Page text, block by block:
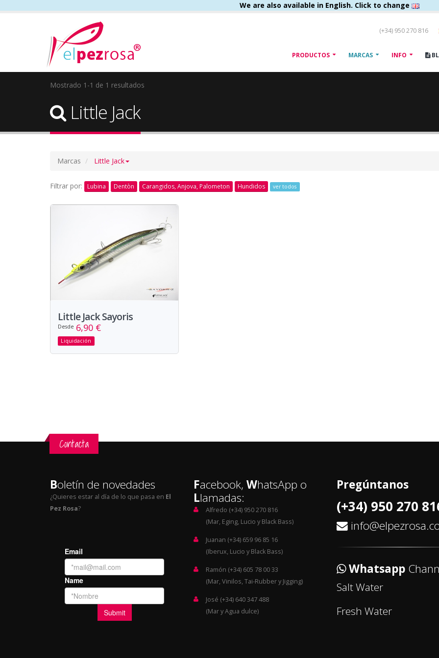
We are also available in English. Click to change
(+34) 950 270 816
PRODUCTOS MARCAS INFO
Mostrado 1-1 de 1 resultados
Little Jack
Marcas Little Jack
Filtrar por: Lubina Dentòn Carangidos, Anjova, Palometon Hundidos ver todos
Little Jack Sayoris
Desde 6,90 €
Liquidación
Contacta
Boletín de novedades
¿Quieres estar al día de lo que pasa en El
Pez Rosa?
Facebook, WhatsApp o
Llamadas:
Alfredo (+34) 950 270 816
(Mar, Eging, Lucio y Black Bass)
Juanan (+34) 659 96 85 16
(Iberux, Lucio y Black Bass)
Ramón (+34) 605 78 00 33
(Mar, Vinilos, Tai-Rubber y Jigging)
José (+34) 640 347 488
(Mar y Agua dulce)
Pregúntanos
(+34) 950 270
Whatsapp
Salt Water
Fresh Water